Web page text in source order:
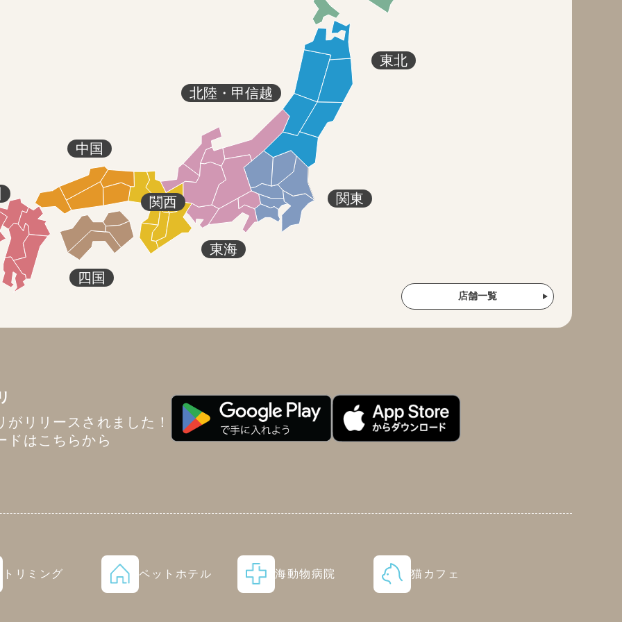
東北
関東
北陸・甲信越
東海
関西
四国
中国
店舗一覧
がリリースされました！
ドはこちらから
トリミング ペットホテル 海動物病院 猫カフェ